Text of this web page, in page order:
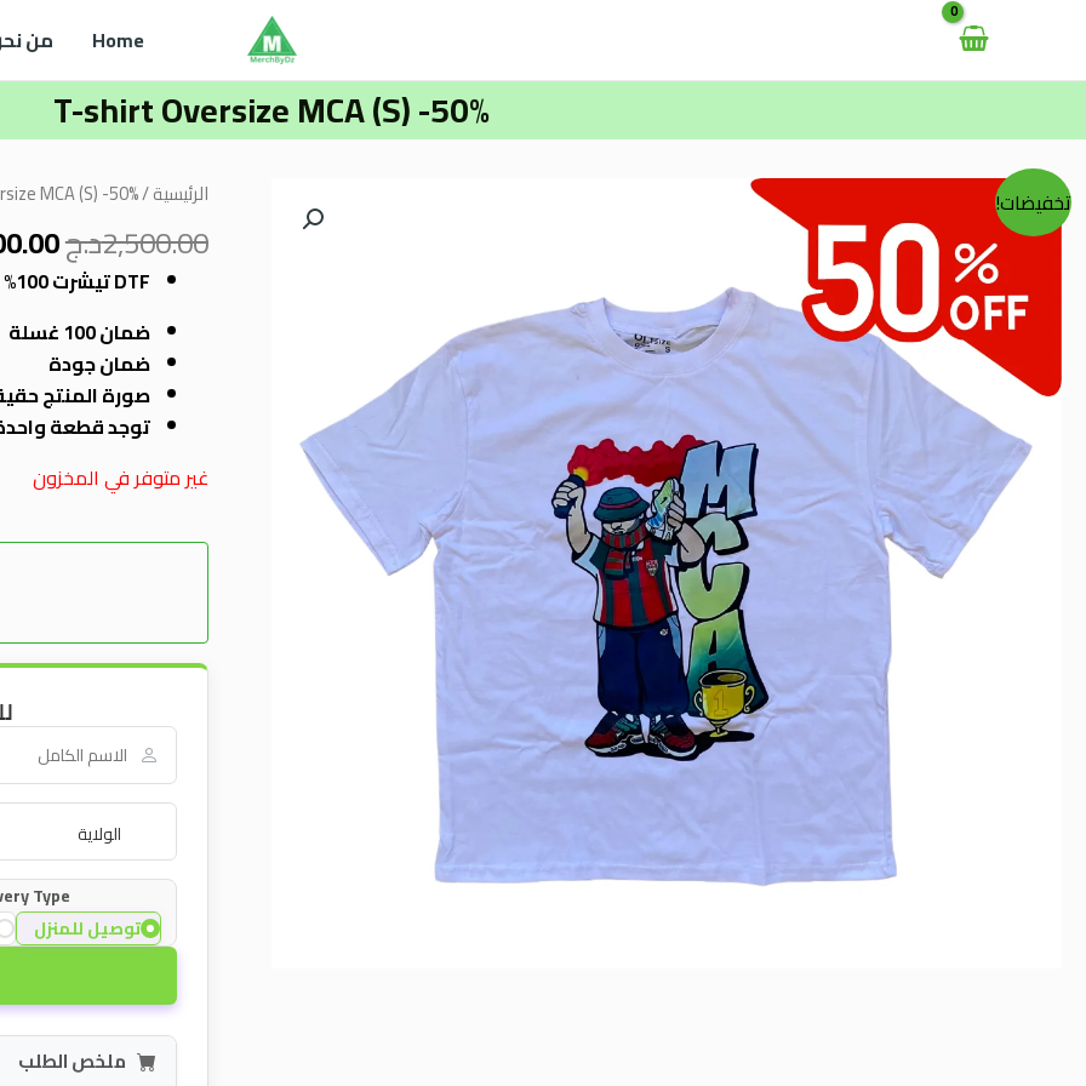
المحتوى
Home من
T-shirt Oversize MCA (S) -50%
تخفيضات! الرئيسية/
MCA (S) -50%
2,500.00د.جهو:
DTF تيشرت 100% قطن مع طباعة
ضمان 100 غسلة
ضمان جودة
صورة المنتج
توجد قطعة
غير متوفر في المخزون
Type:
توصيل للمنزل
ملخص الطلب